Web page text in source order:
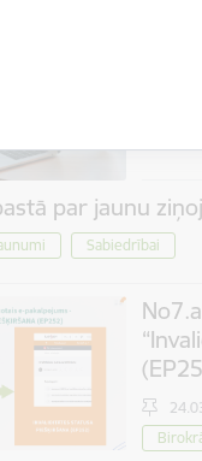
par jaunu
Sabiedrībai